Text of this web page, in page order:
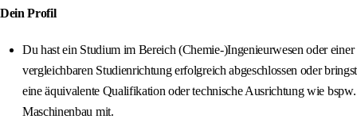
Dein Profil
Du hast ein Studium im Bereich (Chemie-)Ingenieurwesen oder einer
vergleichbaren Studienrichtung erfolgreich abgeschlossen oder bringst
eine äquivalente Qualifikation oder technische Ausrichtung wie bspw.
Maschinenbau mit.